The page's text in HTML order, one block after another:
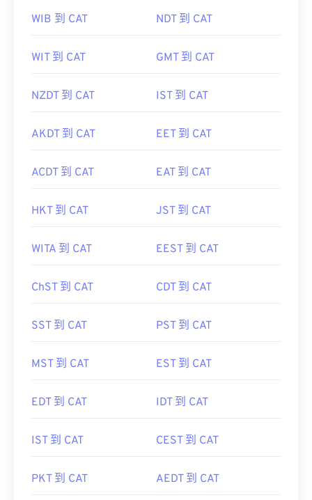
WIB 到 CAT NDT 到 CAT
WIT 到 CAT GMT 到 CAT
NZDT 到 CAT IST 到 CAT
AKDT 到 CAT EET 到 CAT
ACDT 到 CAT EAT 到 CAT
HKT 到 CAT JST 到 CAT
WITA 到 CAT EEST 到 CAT
ChST 到 CAT CDT 到 CAT
SST 到 CAT PST 到 CAT
MST 到 CAT EST 到 CAT
EDT 到 CAT IDT 到 CAT
IST 到 CAT CEST 到 CAT
PKT 到 CAT AEDT 到 CAT